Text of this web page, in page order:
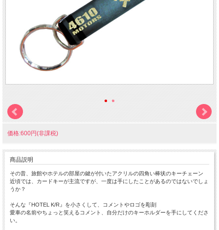
価格:600円(非課税)
商品説明
その昔、旅館やホテルの部屋の鍵が付いたアクリルの四角い棒状のキーチェーン
近頃では、カードキーが主流ですが、一度は手にしたことがあるのではないでしょ
うか？
そんな『HOTEL K/R』を小さくして、コメントやロゴを彫刻
愛車の名前やちょっと笑えるコメント、自分だけのキーホルダーを手にしてくださ
い。